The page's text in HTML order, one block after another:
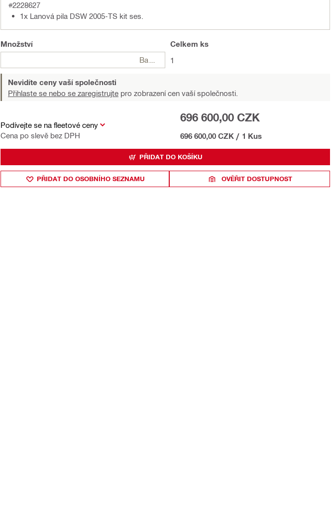
#2228627
1x Lanová pila DSW 2005-TS kit ses.
Množství
Celkem ks
1
Nevidíte ceny vaší společnosti
Přihlaste se nebo se zaregistrujte pro zobrazení cen vaší společnosti.
Podívejte se na fleetové ceny
Cena po slevě bez DPH
696 600,00 CZK
696 600,00 CZK / 1 Kus
PŘIDAT DO KOŠÍKU
PŘIDAT DO OSOBNÍHO SEZNAMU OVĚŘIT DOSTUPNOST